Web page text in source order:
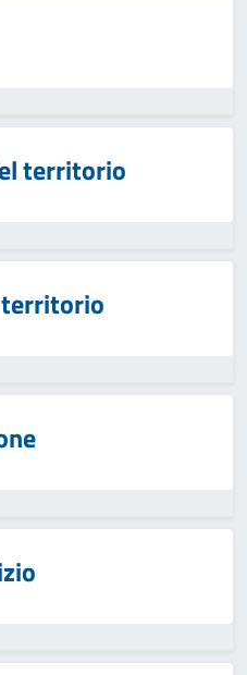
territorio